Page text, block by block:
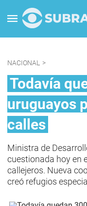
NACIONAL >
Todavía
uruguayos
calles
Ministra de
cuestionada hoy en
callejeros. Nueva
creó refugios